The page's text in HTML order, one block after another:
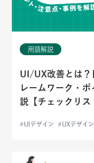
用語解説
UI/UX改善とは？
レームワーク・
説【チェックリス
UIデザイン UXデザイン